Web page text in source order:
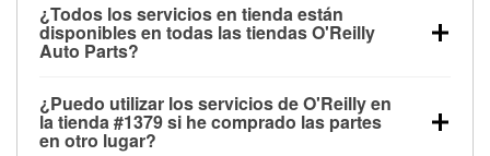
¿Todos los servicios en tienda están
disponibles en todas las tiendas O'Reilly
Auto Parts?
las pruebas de batería, pruebas de alternador y
motor de arranque, revisión de la luz “Check Engine”
¿Puedo utilizar los servicios de O'Reilly en
la tienda #1379 si he comprado las partes
en otro lugar?